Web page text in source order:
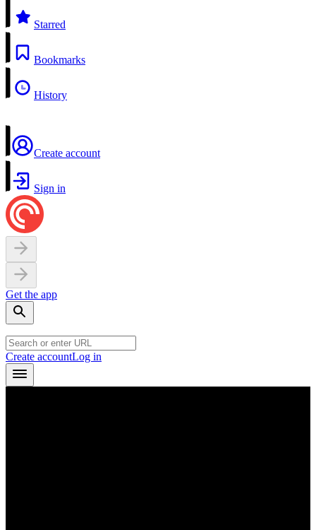
Starred
Bookmarks
History
Create account
Sign in
Get the app
Create accountLog in